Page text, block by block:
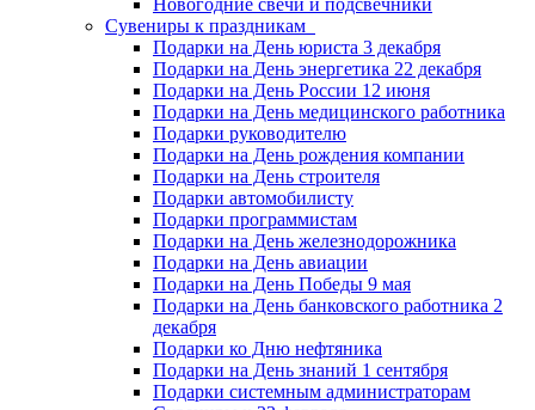
Новогодние свечи и подсвечники
Сувениры к праздникам
Подарки на День юриста 3 декабря
Подарки на День энергетика 22 декабря
Подарки на День России 12 июня
Подарки на День медицинского работника
Подарки руководителю
Подарки на День рождения компании
Подарки на День строителя
Подарки автомобилисту
Подарки программистам
Подарки на День железнодорожника
Подарки на День авиации
Подарки на День Победы 9 мая
Подарки на День банковского работника 2
декабря
Подарки ко Дню нефтяника
Подарки на День знаний 1 сентября
Подарки системным администраторам